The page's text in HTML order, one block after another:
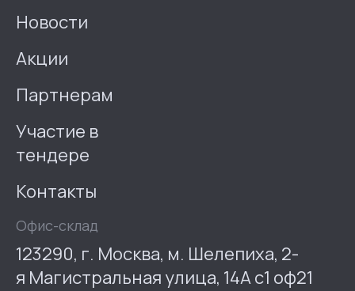
Новости
Акции
Партнерам
Участие в
тендере
Контакты
Офис-склад
123290, г. Москва, м. Шелепиха, 2-
я Магистральная улица, 14А с1 оф21